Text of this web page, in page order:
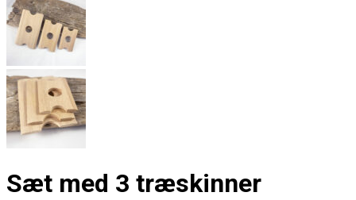
Sæt med 3 træskinner